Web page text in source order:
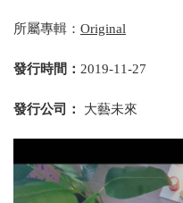
所屬專輯： Original
發行時間： 2019-11-27
發行公司： 大藝未來